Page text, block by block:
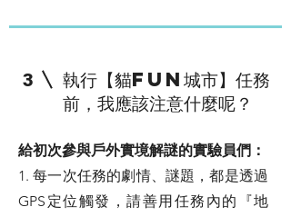
3
執行【貓FUN城市】任務
前，我應該注意什麼呢？
給初次參與戶外實境解謎的實驗員們：
1. 每一次任務的劇情、謎題，都是透過
GPS定位觸發，請善用任務內的『地